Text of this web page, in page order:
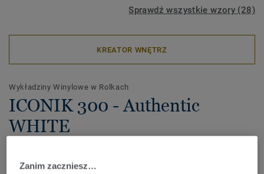
Sprawdź wszystkie wzory (28)
KREATOR WNĘTRZ
Wykładziny Winylowe w Rolkach
ICONIK 300 - Authentic
WHITE
designów kolekcja ICONIK 300 doskonale łączy cenową
Zanim zaczniesz…